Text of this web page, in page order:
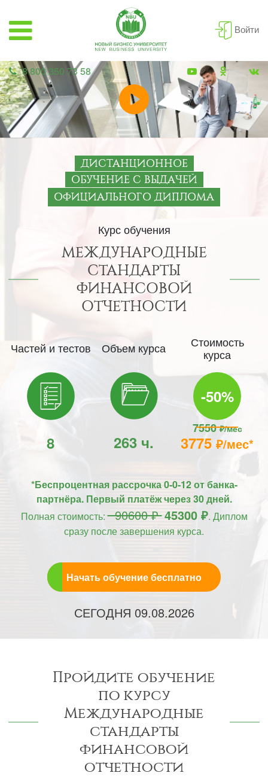
Войти
8 800 350 73 58
ДИСТАНЦИОННОЕ
ОБУЧЕНИЕ С ВЫДАЧЕЙ
ОФИЦИАЛЬНОГО ДИПЛОМА
Курс обучения
МЕЖДУНАРОДНЫЕ
СТАНДАРТЫ
ФИНАНСОВОЙ
ОТЧЕТНОСТИ
Частей и тестов
8
Объем курса
263 ч.
Стоимость
курса
-50%
7550₽/мес
3775₽/мес*
*Беспроцентная рассрочка 0-0-12 от банка-
партнёра. Первый платёж через 30 дней.
Полная стоимость:90600 ₽45300 ₽. Диплом
сразу после завершения курса.
Начать обучение бесплатно
СЕГОДНЯ 09.08.2026
Пройдите обучение
по курсу
Международные
стандарты
финансовой
отчетности